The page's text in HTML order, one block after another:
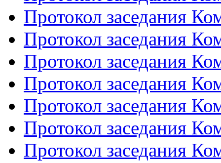
Протокол заседания
Протокол заседания
Протокол заседания
Протокол заседания
Протокол заседания
Протокол заседания
Протокол заседания